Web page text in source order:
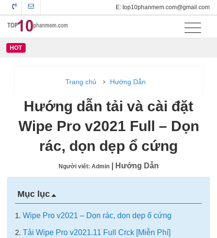
E: top10phanmem.com@gmail.com
HOT
Trang chủ Hướng Dẫn
Hướng dẫn tải và cài đặt
Wipe Pro v2021 Full – Dọn
rác, dọn dẹp ổ cứng
Người viết: Admin | Hướng Dẫn
Mục lục
1. Wipe Pro v2021 – Dọn rác, dọn dẹp ổ cứng
2. Tải Wipe Pro v2021.11 Full Crck [Miễn Phí]